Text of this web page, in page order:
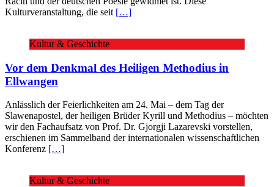
Kulturveranstaltung, die seit […]
Kultur & Geschichte
Vor dem Denkmal des Heiligen Methodius in
Ellwangen
Anlässlich der Feierlichkeiten am 24. Mai – dem Tag der
Slawenapostel, der heiligen Brüder Kyrill und Methodius – möchten
wir den Fachaufsatz von Prof. Dr. Gjorgji Lazarevski vorstellen,
erschienen im Sammelband der internationalen wissenschaftlichen
Konferenz […]
Kultur & Geschichte